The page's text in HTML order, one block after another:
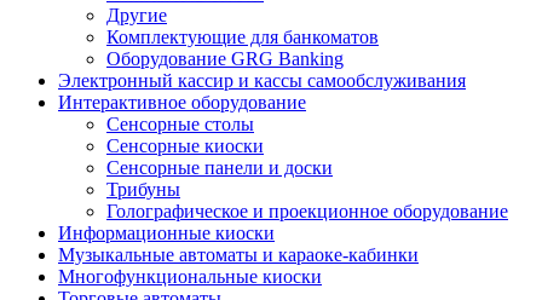
Другие
Комплектующие для банкоматов
Оборудование GRG Banking
Электронный кассир и кассы самообслуживания
Интерактивное оборудование
Сенсорные столы
Сенсорные киоски
Сенсорные панели и доски
Трибуны
Голографическое и проекционное оборудование
Информационные киоски
Музыкальные автоматы и караоке-кабинки
Многофункциональные киоски